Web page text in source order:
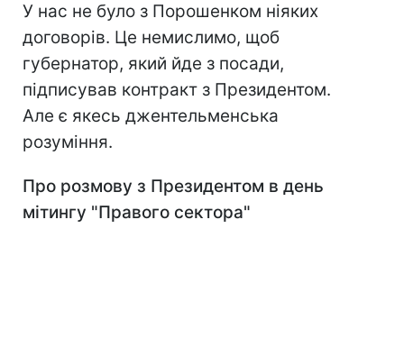
У нас не було з Порошенком ніяких
договорів. Це немислимо, щоб
губернатор, який йде з посади,
підписував контракт з Президентом.
Але є якесь джентельменська
розуміння.
Про розмову з Президентом в день
мітингу "Правого сектора"